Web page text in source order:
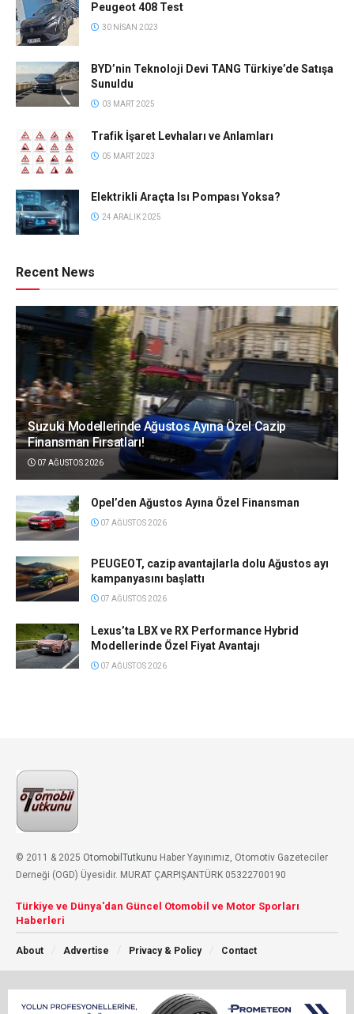
Peugeot 408 Test
30 NISAN 2023
BYD’nin Teknoloji Devi TANG Türkiye’de Satışa
Sunuldu
03 MART 2025
Trafik İşaret Levhaları ve Anlamları
05 MART 2023
Elektrikli Araçta Isı Pompası Yoksa?
24 ARALIK 2025
Recent News
Suzuki Modellerinde Ağustos Ayına Özel Cazip
Finansman Fırsatları!
07 AĞUSTOS 2026
Opel’den Ağustos Ayına Özel Finansman
07 AĞUSTOS 2026
PEUGEOT, cazip avantajlarla dolu Ağustos ayı
kampanyasını başlattı
07 AĞUSTOS 2026
Lexus’ta LBX ve RX Performance Hybrid
Modellerinde Özel Fiyat Avantajı
07 AĞUSTOS 2026
© 2011 & 2025 OtomobilTutkunu Haber Yayınımız, Otomotiv Gazeteciler
Derneği (OGD) Üyesidir. MURAT ÇARPIŞANTÜRK 05322700190
Türkiye ve Dünya'dan Güncel Otomobil ve Motor Sporları
Haberleri
About Advertise Privacy & Policy Contact
Sosyal Medyada Takip Et